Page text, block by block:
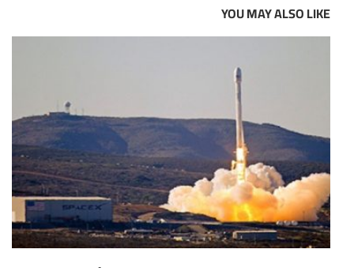
YOU MAY ALSO LIKE